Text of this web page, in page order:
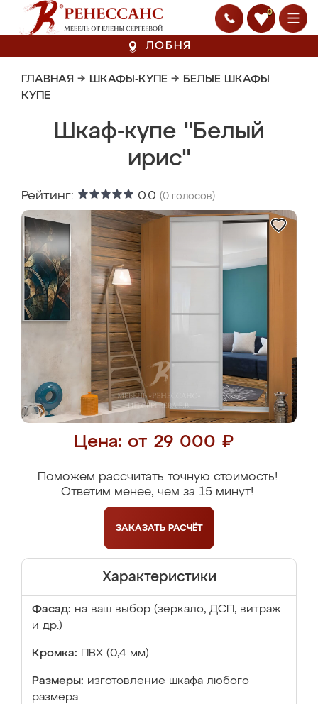
0
ЛОБНЯ
ГЛАВНАЯ → ШКАФЫ-КУПЕ → БЕЛЫЕ ШКАФЫ
КУПЕ
Шкаф-купе "Белый
ирис"
Рейтинг: 0.0 (0 голосов)
Цена: от 29 000 ₽
Поможем рассчитать точную стоимость!
Ответим менее, чем за 15 минут!
ЗАКАЗАТЬ РАСЧЁТ
Характеристики
Фасад: на ваш выбор (зеркало, ДСП, витраж
и др.)
Кромка: ПВХ (0,4 мм)
Размеры: изготовление шкафа любого
размера